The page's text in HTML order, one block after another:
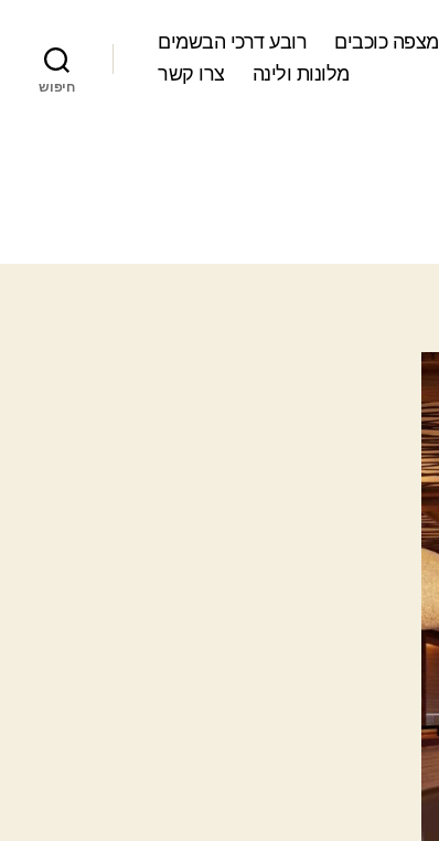
מצפה כוכבים
רובע דרכי הבשמים
מלונות ולינה
צרו קשר
חיפוש